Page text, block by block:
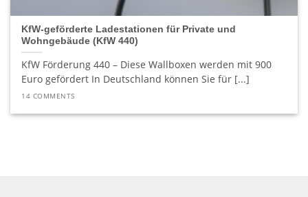
KfW-geförderte Ladestationen für Private und
Wohngebäude (KfW 440)
KfW Förderung 440 – Diese Wallboxen werden mit 900
Euro gefördert In Deutschland können Sie für [...]
14 COMMENTS